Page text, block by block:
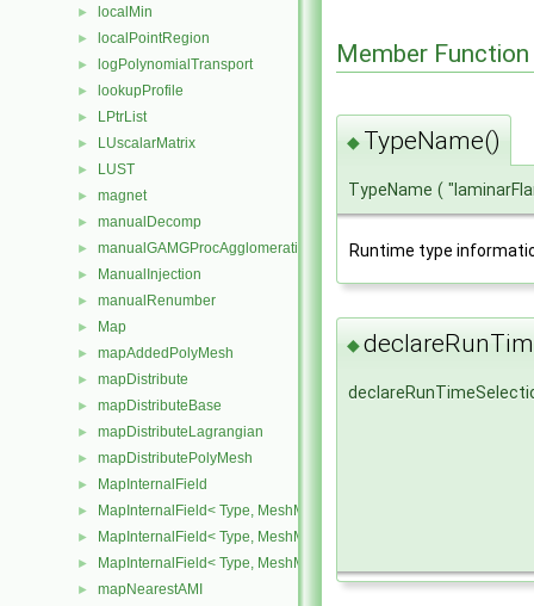
► localMin
► localPointRegion
► logPolynomialTransport
► lookupProfile
► LPtrList
► LUscalarMatrix
► LUST
► magnet
► manualDecomp
► manualGAMGProcAgglomeration
► ManualInjection
► manualRenumber
► Map
► mapAddedPolyMesh
► mapDistribute
► mapDistributeBase
► mapDistributeLagrangian
► mapDistributePolyMesh
► MapInternalField
► MapInternalField< Type, MeshMapper, pointMesh >
► MapInternalField< Type, MeshMapper, surfaceMesh >
► MapInternalField< Type, MeshMapper, volMesh >
► mapNearestAMI
Member
◆ TypeName()
TypeName (
Runtime type
◆